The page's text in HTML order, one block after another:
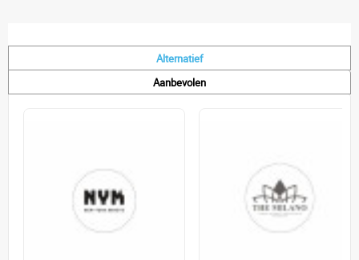
Alternatief
Aanbevolen